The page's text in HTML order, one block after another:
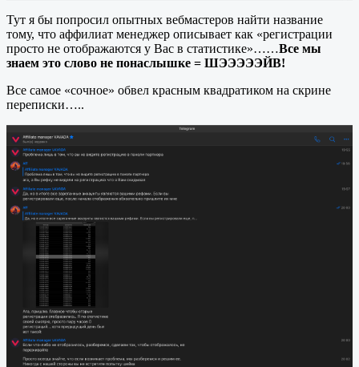
Тут я бы попросил опытных вебмастеров найти название
тому, что аффилиат менеджер описывает как «регистрации
просто не отображаются у Вас в статистике»……Все мы
знаем это слово не понаслышке = ШЭЭЭЭЭЙВ!
Все самое «сочное» обвел красным квадратиком на скрине
переписки…..